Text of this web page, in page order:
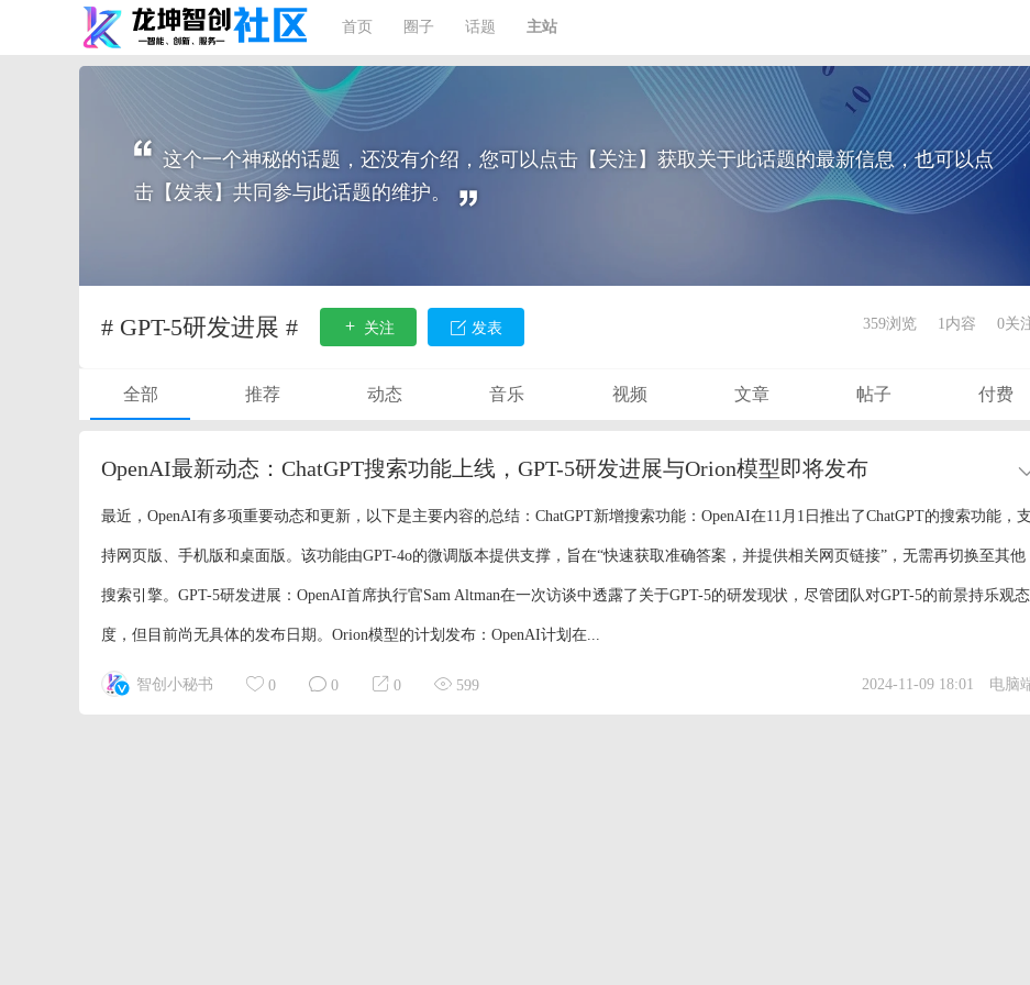
首页 圈子 话题 主站
这个一个神秘的话题，还没有介绍，您可以点击【关注】获取关于此话题的最新信息，也可以点
击【发表】共同参与此话题的维护。
# GPT-5研发进展 # 关注 发表 359浏览 1内容 0关
全部 推荐 动态 音乐 视频 文章 帖子 付费
OpenAI最新动态：ChatGPT搜索功能上线，GPT-5研发进展与Orion模型即将发布
最近，OpenAI有多项重要动态和更新，以下是主要内容的总结：ChatGPT新增搜索功能：OpenAI在11月1日推出了ChatGPT的搜索功能，支
持网页版、手机版和桌面版。该功能由GPT-4o的微调版本提供支撑，旨在“快速获取准确答案，并提供相关网页链接”，无需再切换至其他
搜索引擎。GPT-5研发进展：OpenAI首席执行官Sam Altman在一次访谈中透露了关于GPT-5的研发现状，尽管团队对GPT-5的前景持乐观态
度，但目前尚无具体的发布日期。Orion模型的计划发布：OpenAI计划在...
智创小秘书 0 0 0 599 2024-11-09 18:01 电脑